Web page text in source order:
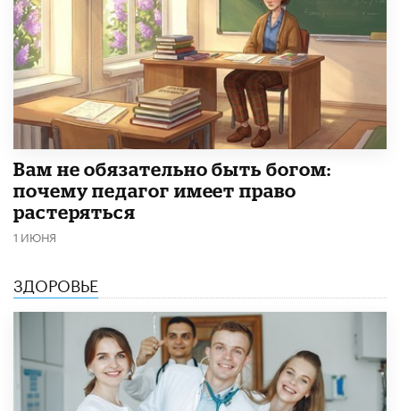
​Вам не обязательно быть богом:
почему педагог имеет право
растеряться
1 ИЮНЯ
ЗДОРОВЬЕ